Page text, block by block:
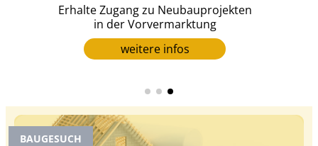
Erhalte Zugang zu Neubauprojekten
in der Vorvermarktung
weitere infos
BAUGESUCH